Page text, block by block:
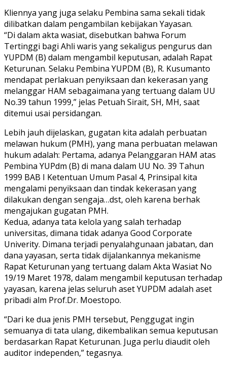
Kliennya yang juga selaku Pembina sama sekali tidak
dilibatkan dalam pengambilan kebijakan Yayasan.
“Di dalam akta wasiat, disebutkan bahwa Forum
Tertinggi bagi Ahli waris yang sekaligus pengurus dan
YUPDM (B) dalam mengambil keputusan, adalah Rapat
Keturunan. Selaku Pembina YUPDM (B), R. Kusumanto
mendapat perlakuan penyiksaan dan kekerasan yang
melanggar HAM sebagaimana yang tertuang dalam UU
No.39 tahun 1999,” jelas Petuah Sirait, SH, MH, saat
ditemui usai persidangan.
Lebih jauh dijelaskan, gugatan kita adalah perbuatan
melawan hukum (PMH), yang mana perbuatan melawan
hukum adalah: Pertama, adanya Pelanggaran HAM atas
Pembina YUPdm (B) di mana dalam UU No. 39 Tahun
1999 BAB I Ketentuan Umum Pasal 4, Prinsipal kita
mengalami penyiksaan dan tindak kekerasan yang
dilakukan dengan sengaja…dst, oleh karena berhak
mengajukan gugatan PMH.
Kedua, adanya tata kelola yang salah terhadap
universitas, dimana tidak adanya Good Corporate
Univerity. Dimana terjadi penyalahgunaan jabatan, dan
dana yayasan, serta tidak dijalankannya mekanisme
Rapat Keturunan yang tertuang dalam Akta Wasiat No
19/19 Maret 1978, dalam mengambil keputusan terhadap
yayasan, karena jelas seluruh aset YUPDM adalah aset
pribadi alm Prof.Dr. Moestopo.
“Dari ke dua jenis PMH tersebut, Penggugat ingin
semuanya di tata ulang, dikembalikan semua keputusan
berdasarkan Rapat Keturunan. Juga perlu diaudit oleh
auditor independen,” tegasnya.